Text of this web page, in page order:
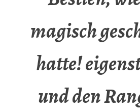
magisch
hatte!
und den